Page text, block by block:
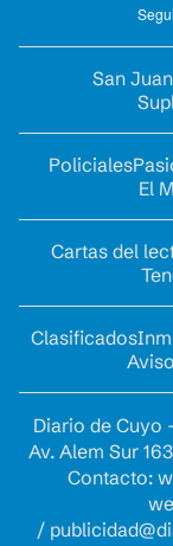
San Juan
Policiales
El
Cartas del
Clasificados
Diario de Cuyo
Av. Alem Sur
Contacto:
/